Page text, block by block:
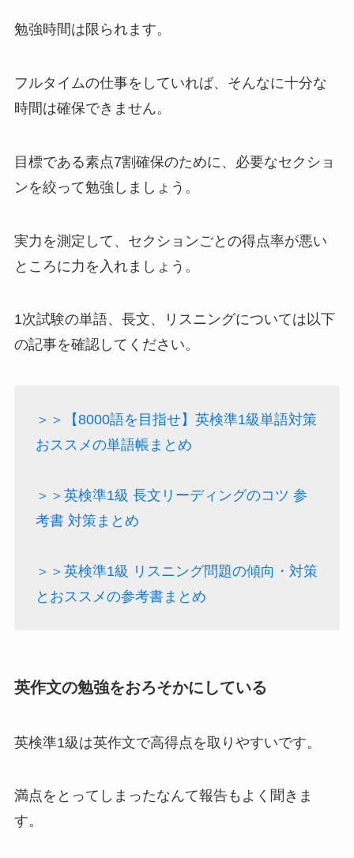
勉強時間は限られます。
フルタイムの仕事をしていれば、そんなに十分な
時間は確保できません。
目標である素点7割確保のために、必要なセクショ
ンを絞って勉強しましょう。
実力を測定して、セクションごとの得点率が悪い
ところに力を入れましょう。
1次試験の単語、長文、リスニングについては以下
の記事を確認してください。
＞＞【8000語を目指せ】英検準1級単語対策
おススメの単語帳まとめ
＞＞英検準1級 長文リーディングのコツ 参
考書 対策まとめ
＞＞英検準1級 リスニング問題の傾向・対策
とおススメの参考書まとめ
英作文の勉強をおろそかにしている
英検準1級は英作文で高得点を取りやすいです。
満点をとってしまったなんて報告もよく聞きま
す。